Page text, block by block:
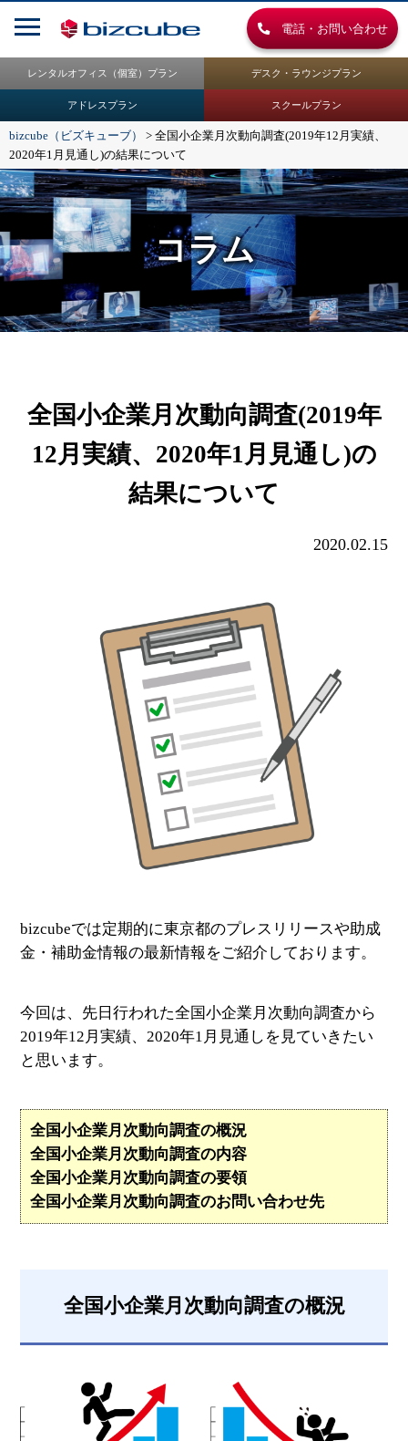
電話・お問い合わせ
レンタルオフィス（個室）プラン デスク・ラウンジプラン
アドレスプラン スクールプラン
bizcube（ビズキューブ） > 全国小企業月次動向調査(2019年12月実績、
2020年1月見通し)の結果について
コラム
全国小企業月次動向調査(2019年
12月実績、2020年1月見通し)の
結果について
2020.02.15
bizcubeでは定期的に東京都のプレスリリースや助成
金・補助金情報の最新情報をご紹介しております。
今回は、先日行われた全国小企業月次動向調査から
2019年12月実績、2020年1月見通しを見ていきたい
と思います。
全国小企業月次動向調査の概況
全国小企業月次動向調査の内容
全国小企業月次動向調査の要領
全国小企業月次動向調査のお問い合わせ先
全国小企業月次動向調査の概況